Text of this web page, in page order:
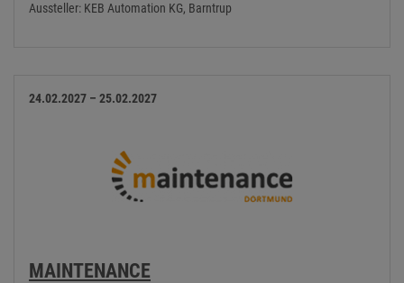
Aussteller: KEB Automation KG, Barntrup
24.02.2027 – 25.02.2027
MAINTENANCE